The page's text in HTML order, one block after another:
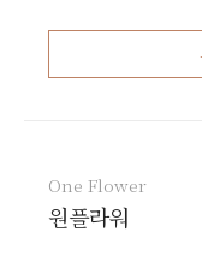
One Flower
원플라워